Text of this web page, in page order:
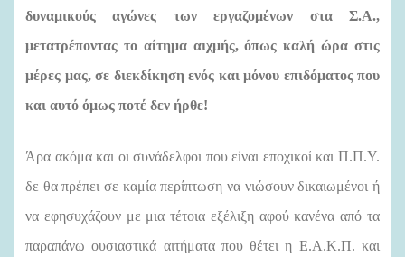
δυναμικούς αγώνες των εργαζομένων στα Σ.Α.,
μετατρέποντας το αίτημα αιχμής, όπως καλή ώρα στις
μέρες μας, σε διεκδίκηση ενός και μόνου επιδόματος που
και αυτό όμως ποτέ δεν ήρθε!
Άρα ακόμα και οι συνάδελφοι που είναι εποχικοί και Π.Π.Υ.
δε θα πρέπει σε καμία περίπτωση να νιώσουν δικαιωμένοι ή
να εφησυχάζουν με μια τέτοια εξέλιξη αφού κανένα από τα
παραπάνω ουσιαστικά αιτήματα που θέτει η Ε.Α.Κ.Π. και